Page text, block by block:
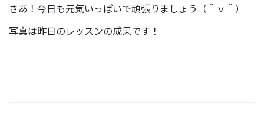
さあ！今日も元気いっぱいで頑張りましょう（＾ｖ＾）
写真は昨日のレッスンの成果です！